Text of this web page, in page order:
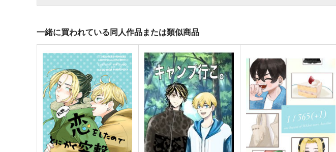
一緒に買われている同人作品または類似商品